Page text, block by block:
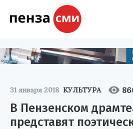
31 января 2018 КУЛЬТУРА
В Пензенском
представят